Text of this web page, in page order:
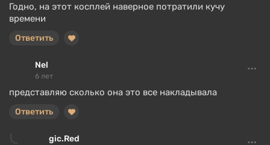
Годно, на этот косплей наверное потратили кучу
времени
Ответить
Nel
6 лет
представляю сколько она это все накладывала
Ответить
gic.Red